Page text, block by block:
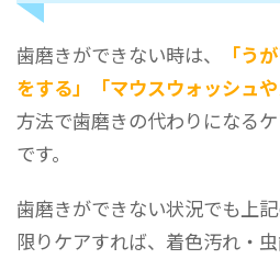
歯磨きができない時は、
「う
をする」「マウスウォッシュや
方法で歯磨きの代わりになる
です。
歯磨きができない状況でも上
限りケアすれば、着色汚れ・